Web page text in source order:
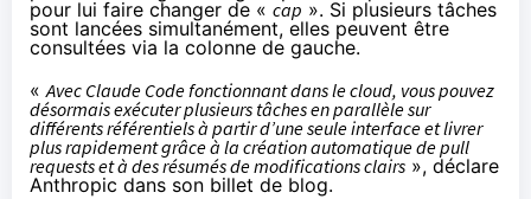
pour lui faire changer de « cap ». Si plusieurs tâches
sont lancées simultanément, elles peuvent être
consultées via la colonne de gauche.
«Avec Claude Code fonctionnant dans le cloud, vous pouvez
désormais exécuter plusieurs tâches en parallèle sur
différents référentiels à partir d’une seule interface et livrer
plus rapidement grâce à la création automatique de pull
requests et à des résumés de modifications clairs », déclare
Anthropic dans son billet de blog.